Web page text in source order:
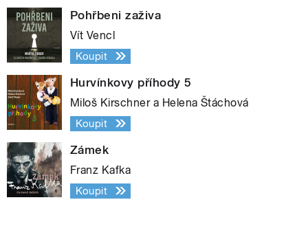
Pohřbeni zaživa
Vít Vencl
Koupit
Hurvínkovy příhody 5
Miloš Kirschner a Helena Štáchová
Koupit
Zámek
Franz Kafka
Koupit